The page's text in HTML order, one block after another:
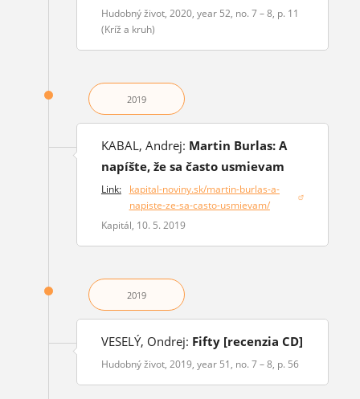
Hudobný život, 2020, year 52, no. 7 – 8, p. 11
(Kríž a kruh)
2019
KABAL, Andrej: Martin Burlas: A
napíšte, že sa často usmievam
Link:
kapital-noviny.sk/martin-burlas-a-
napiste-ze-sa-casto-usmievam/
(opens in a new window)
Kapitál, 10. 5. 2019
2019
VESELÝ, Ondrej: Fifty [recenzia CD]
Hudobný život, 2019, year 51, no. 7 – 8, p. 56